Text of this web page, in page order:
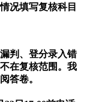
况填写复核科目
判、登分录入错
在复核范围。我
答卷。